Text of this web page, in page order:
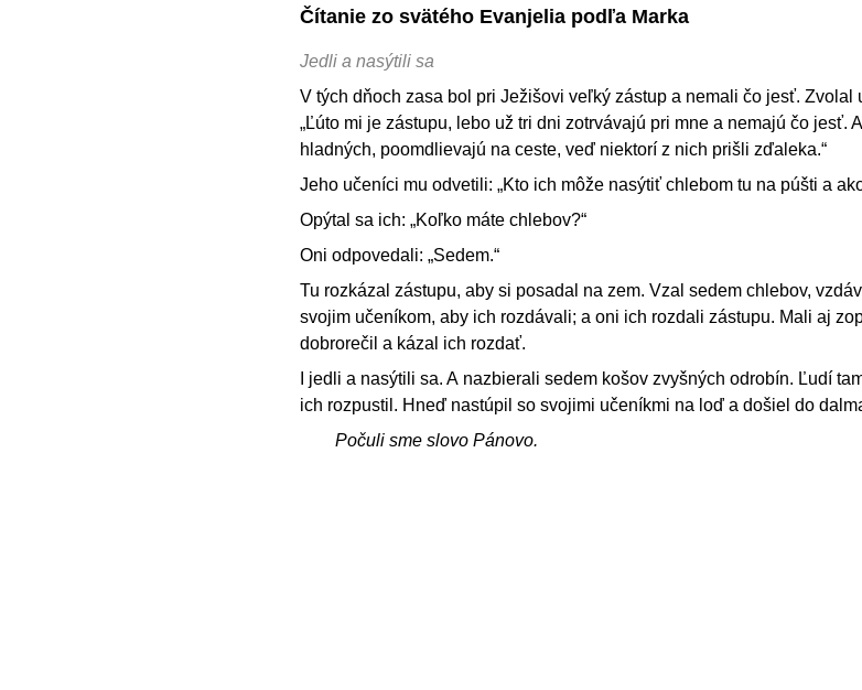
Čítanie zo svätého Evanjelia podľa Marka
Jedli a nasýtili sa
V tých dňoch zasa bol pri Ježišovi veľký zástup a nemali čo jesť. Zvolal
„Ľúto mi je zástupu, lebo už tri dni zotrvávajú pri mne a nemajú čo jesť.
hladných, poomdlievajú na ceste, veď niektorí z nich prišli zďaleka.“
Jeho učeníci mu odvetili: „Kto ich môže nasýtiť chlebom tu na púšti a
Opýtal sa ich: „Koľko máte chlebov?“
Oni odpovedali: „Sedem.“
Tu rozkázal zástupu, aby si posadal na zem. Vzal sedem chlebov,
svojim učeníkom, aby ich rozdávali; a oni ich rozdali zástupu. Mali aj
dobrorečil a kázal ich rozdať.
I jedli a nasýtili sa. A nazbierali sedem košov zvyšných odrobín. Ľudí
ich rozpustil. Hneď nastúpil so svojimi učeníkmi na loď a došiel do
Počuli sme slovo Pánovo.